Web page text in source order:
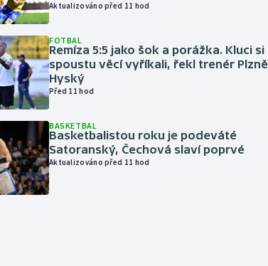
Aktualizováno před 11 hod
FOTBAL
Remíza 5:5 jako šok a porážka. Kluci si
spoustu věcí vyříkali, řekl trenér Plzně
Hyský
Před 11 hod
BASKETBAL
Basketbalistou roku je podeváté
Satoranský, Čechová slaví poprvé
Aktualizováno před 11 hod